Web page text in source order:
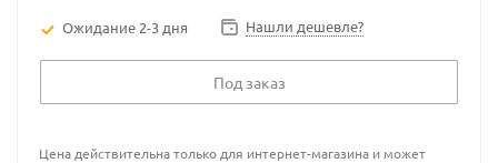
Ожидание 2-3 дня Нашли дешевле?
Под заказ
Цена действительна только для интернет-магазина и может